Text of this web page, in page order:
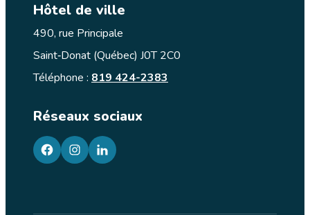
Hôtel de ville
490, rue Principale
Saint‑Donat (Québec) J0T 2C0
Téléphone : 819 424-2383
Réseaux sociaux
facebookgoogleplusgoogleplus